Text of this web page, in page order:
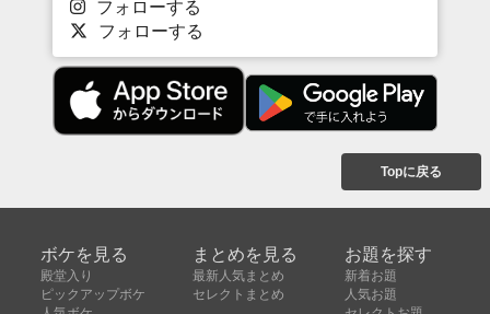
フォローする
フォローする
Topに戻る
ボケを見る
殿堂入り
ピックアップボケ
まとめを見る
最新人気まとめ
セレクトまとめ
お題を探す
新着お題
人気お題